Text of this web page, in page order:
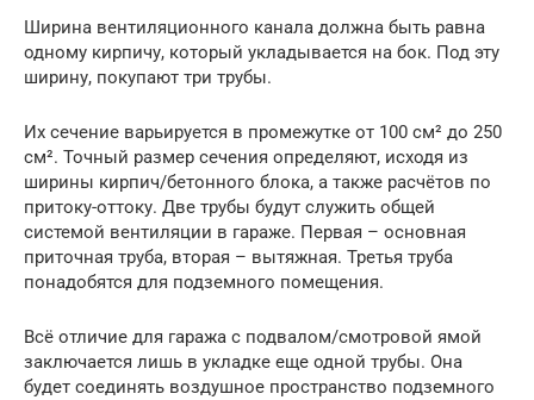
Ширина вентиляционного канала должна быть равна
одному кирпичу, который укладывается на бок. Под эту
ширину, покупают три трубы.
Их сечение варьируется в промежутке от 100 см² до 250
см². Точный размер сечения определяют, исходя из
ширины кирпич/бетонного блока, а также расчётов по
притоку-оттоку. Две трубы будут служить общей
системой вентиляции в гараже. Первая – основная
приточная труба, вторая – вытяжная. Третья труба
понадобятся для подземного помещения.
Всё отличие для гаража с подвалом/смотровой ямой
заключается лишь в укладке еще одной трубы. Она
будет соединять воздушное пространство подземного